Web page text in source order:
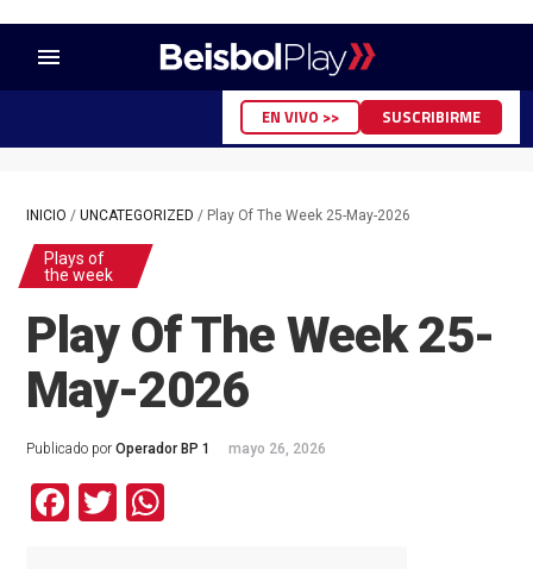
menu
EN VIVO >> SUSCRIBIRME
INICIO / UNCATEGORIZED / Play Of The Week 25-May-2026
Plays of
the week
Play Of The Week 25-
May-2026
Publicado por Operador BP 1 mayo 26, 2026
Facebook
TwitterWhatsApp